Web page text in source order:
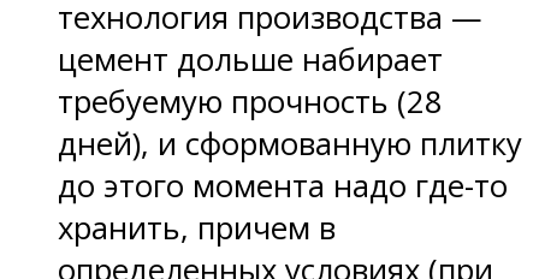
технология производства —
цемент дольше набирает
требуемую прочность (28
дней), и сформованную плитку
до этого момента надо где-то
хранить, причем в
определенных условиях (при